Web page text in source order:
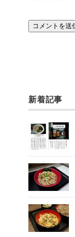
新着記事